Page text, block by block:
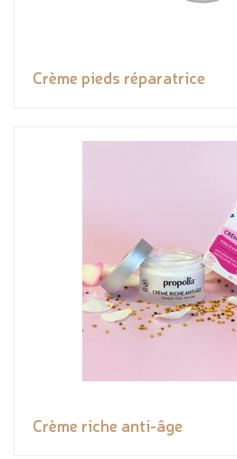
Crème pieds réparatrice
Crème riche anti-âge